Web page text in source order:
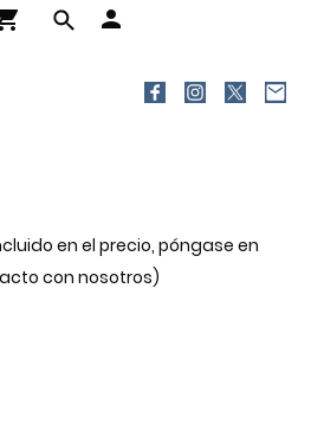
en el precio, póngase en
con nosotros)